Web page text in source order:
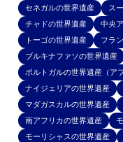
セネガルの世界遺産
ス
チャドの世界遺産
中央
トーゴの世界遺産
フラ
ブルキナファソの世界遺産
ポルトガルの世界遺産（ア
ナイジェリアの世界遺産
マダガスカルの世界遺産
南アフリカの世界遺産
モーリシャスの世界遺産